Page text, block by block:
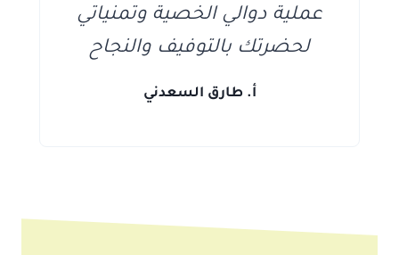
عملية دوالي الخصية وتمنياتي
لحضرتك بالتوفيف والنجاح
أ. طارق السعدني